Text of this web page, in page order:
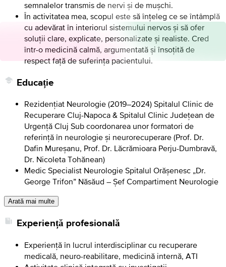
semnalelor transmis de nervi și de mușchi.
În activitatea mea, scopul este să înțeleg ce se întâmplă
cu adevărat în interiorul sistemului nervos și să ofer
soluții clare, explicate, personalizate și realiste. Cred
într-o medicină calmă, argumentată și însoțită de
respect față de suferința pacientului.
Educație
Rezidențiat Neurologie (2019–2024) Spitalul Clinic de
Recuperare Cluj-Napoca & Spitalul Clinic Județean de
Urgență Cluj Sub coordonarea unor formatori de
referință în neurologie și neurorecuperare (Prof. Dr.
Dafin Mureșanu, Prof. Dr. Lăcrămioara Perju-Dumbravă,
Dr. Nicoleta Tohănean)
Medic Specialist Neurologie Spitalul Orășenesc „Dr.
George Trifon” Năsăud – Șef Compartiment Neurologie
Arată mai multe
Experiență profesională
Experiență în lucrul interdisciplinar cu recuperare
medicală, neuro-reabilitare, medicină internă, ATI